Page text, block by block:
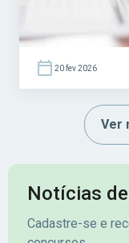
20 fev 2026
Ver
Notícias
Cadastre-se e